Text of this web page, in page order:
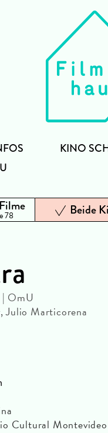
KINO
78 Beide
OmU
Julio Marticorena
Cultural Montevideo